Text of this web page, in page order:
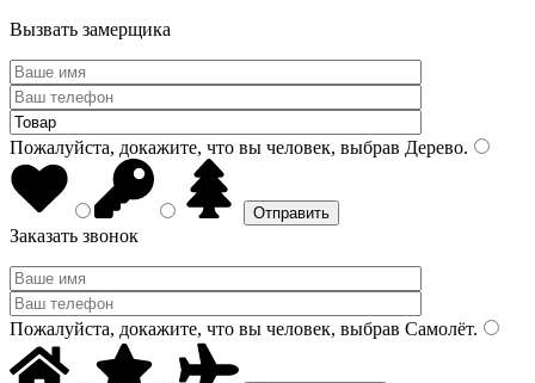
Вызвать замерщика
Пожалуйста, докажите, что вы человек, выбрав Дерево.
Заказать звонок
Пожалуйста, докажите, что вы человек, выбрав Самолёт.